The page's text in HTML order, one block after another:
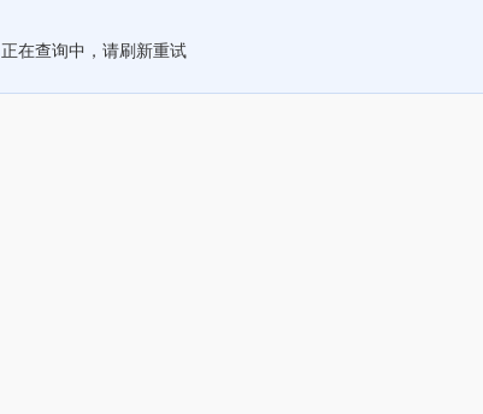
正在查询中，请刷新重试